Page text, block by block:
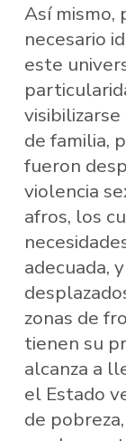
Así mismo,
necesario
este
visibilizarse
de familia,
fueron
violencia
afros, los
adecuada,
zonas de
tienen su
alcanza a
el Estado
de